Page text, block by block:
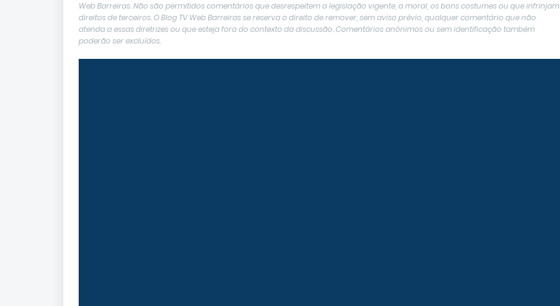
Web Barreiras. Não são permitidos comentários que desrespeitem a legislação vigente, a moral, os bons costumes ou que infrinjam
direitos de terceiros. O Blog TV Web Barreiras se reserva o direito de remover, sem aviso prévio, qualquer comentário que não
atenda a essas diretrizes ou que esteja fora do contexto da discussão. Comentários anônimos ou sem identificação também
poderão ser excluídos.